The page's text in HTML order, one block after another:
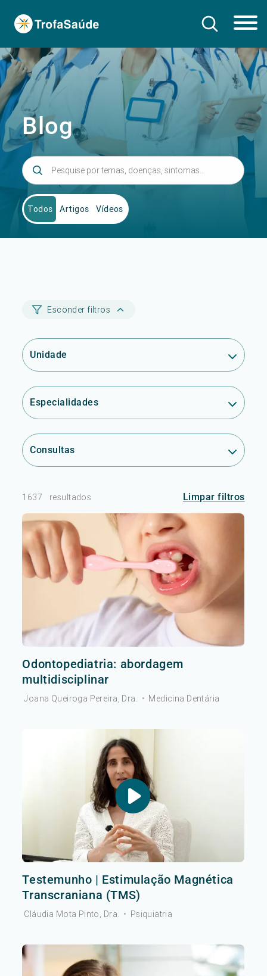
Blog
Todos Artigos Vídeos
Esconder filtros
Unidade
Especialidades
Consultas
1637 resultados Limpar filtros
Odontopediatria: abordagem
multidisciplinar
Joana Queiroga Pereira, Dra. • Medicina Dentária
Testemunho | Estimulação Magnética
Transcraniana (TMS)
Cláudia Mota Pinto, Dra. • Psiquiatria